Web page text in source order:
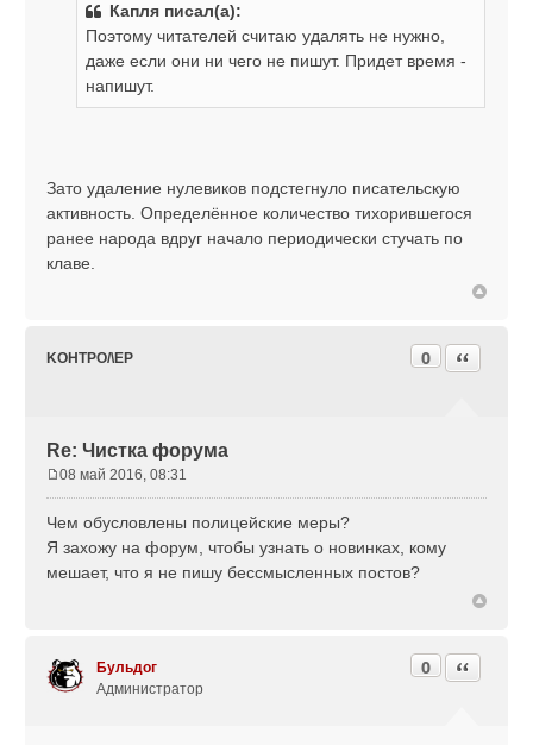
Капля писал(а):
Поэтому читателей считаю удалять не нужно,
даже если они ни чего не пишут. Придет время -
напишут.
Зато удаление нулевиков подстегнуло писательскую
активность. Определённое количество тихорившегося
ранее народа вдруг начало периодически стучать по
клаве.
KOHTPO/\EP
Re: Чистка форума
0 Цитата
о
б
щ
е
08 май 2016, 08:31
Чем обусловлены полицейские меры?
Я захожу на форум, чтобы узнать о новинках, кому
мешает, что я не пишу бессмысленных постов?
Бульдог
Администратор
0 Цитата